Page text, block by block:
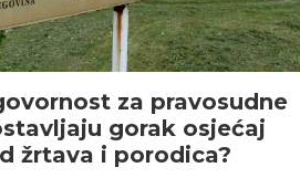
za pravosudne
gorak osjećaj
žrtava i porodica?